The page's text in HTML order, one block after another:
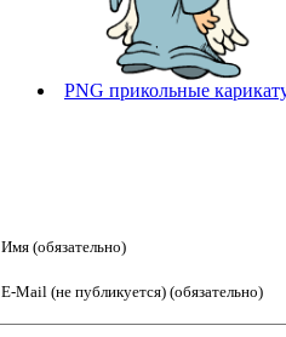
PNG прикольные
Имя (обязательно)
E-Mail (не публикуется) (обязательно)